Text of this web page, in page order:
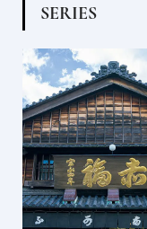
SERIES